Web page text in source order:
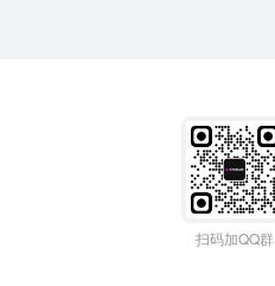
扫码加QQ群